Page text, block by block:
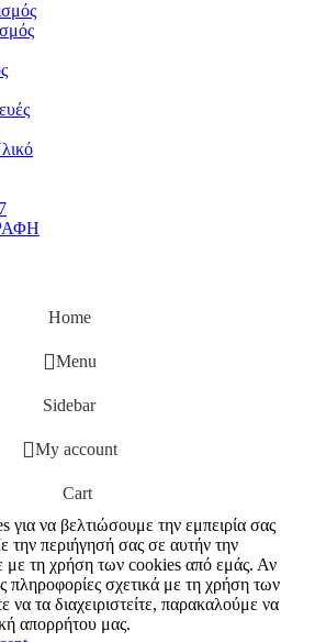
Home
Menu
Sidebar
My account
Cart
για να βελτιώσουμε την εμπειρία σας
την περιήγησή σας σε αυτήν την
με τη χρήση των cookies από εμάς. Αν
πληροφορίες σχετικά με τη χρήση των
να τα διαχειριστείτε, παρακαλούμε να
απορρήτου μας.